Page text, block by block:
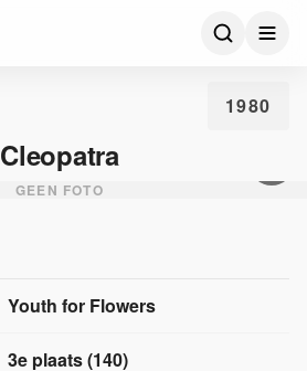
1980
Cleopatra
GEEN FOTO
Youth for Flowers
3e plaats(140)